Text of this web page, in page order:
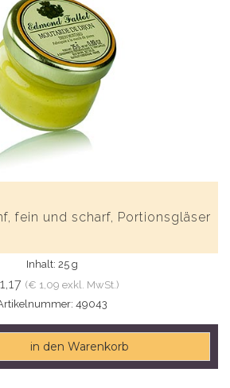
fein und scharf, Portionsgläser
Inhalt: 25 g
(€ 1,09 exkl. MwSt.)
49043
in den Warenkorb